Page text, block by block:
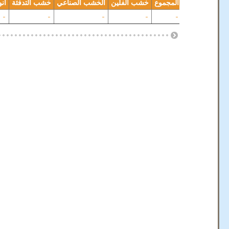
المجموع خشب الفلين الخشب الصناعي خشب التدفئة
-
-
-
-
-